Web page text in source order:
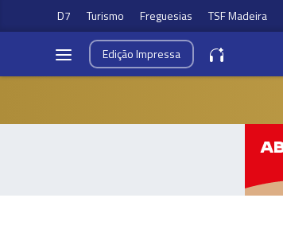
D7 Turismo Freguesias TSF Madeira
EdiçãoImpressa